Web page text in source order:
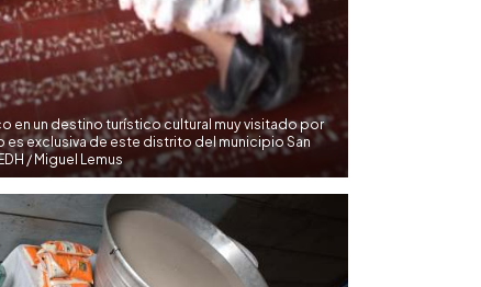
en un destino turístico cultural muy visitado por
exclusiva de este distrito del municipio San
/ Miguel Lemus